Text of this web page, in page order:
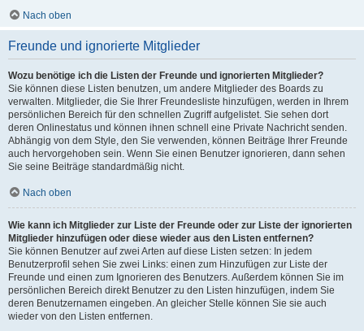
Nach oben
Freunde und ignorierte Mitglieder
Wozu benötige ich die Listen der Freunde und ignorierten Mitglieder?
Sie können diese Listen benutzen, um andere Mitglieder des Boards zu
verwalten. Mitglieder, die Sie Ihrer Freundesliste hinzufügen, werden in Ihrem
persönlichen Bereich für den schnellen Zugriff aufgelistet. Sie sehen dort
deren Onlinestatus und können ihnen schnell eine Private Nachricht senden.
Abhängig von dem Style, den Sie verwenden, können Beiträge Ihrer Freunde
auch hervorgehoben sein. Wenn Sie einen Benutzer ignorieren, dann sehen
Sie seine Beiträge standardmäßig nicht.
Nach oben
Wie kann ich Mitglieder zur Liste der Freunde oder zur Liste der ignorierten
Mitglieder hinzufügen oder diese wieder aus den Listen entfernen?
Sie können Benutzer auf zwei Arten auf diese Listen setzen: In jedem
Benutzerprofil sehen Sie zwei Links: einen zum Hinzufügen zur Liste der
Freunde und einen zum Ignorieren des Benutzers. Außerdem können Sie im
persönlichen Bereich direkt Benutzer zu den Listen hinzufügen, indem Sie
deren Benutzernamen eingeben. An gleicher Stelle können Sie sie auch
wieder von den Listen entfernen.